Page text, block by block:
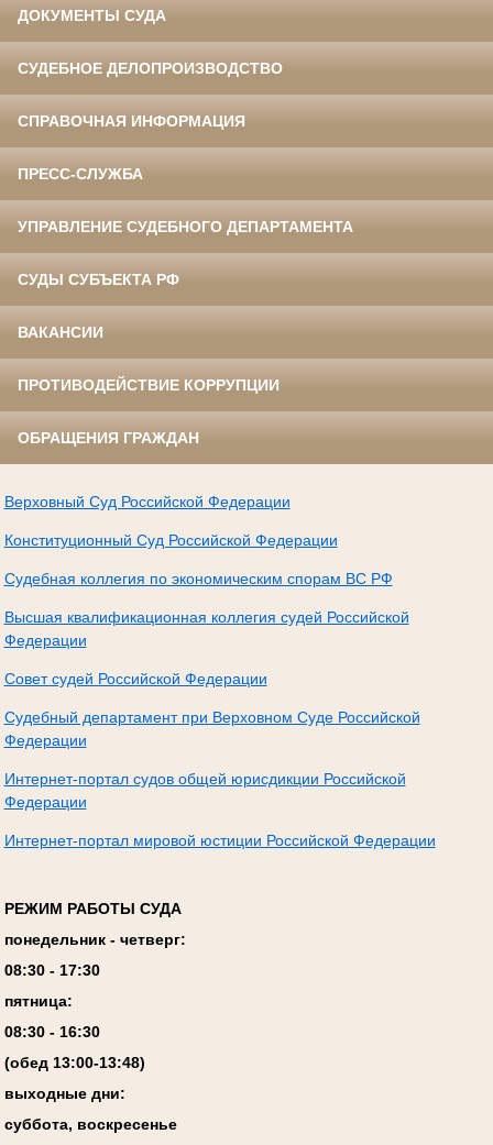
ДОКУМЕНТЫ СУДА
СУДЕБНОЕ ДЕЛОПРОИЗВОДСТВО
СПРАВОЧНАЯ ИНФОРМАЦИЯ
ПРЕСС-СЛУЖБА
УПРАВЛЕНИЕ СУДЕБНОГО ДЕПАРТАМЕНТА
СУДЫ СУБЪЕКТА РФ
ВАКАНСИИ
ПРОТИВОДЕЙСТВИЕ КОРРУПЦИИ
ОБРАЩЕНИЯ ГРАЖДАН
Верховный Суд Российской Федерации
Конституционный Суд Российской Федерации
Судебная коллегия по экономическим спорам ВС РФ
Высшая квалификационная коллегия судей Российской
Федерации
Совет судей Российской Федерации
Судебный департамент при Верховном Суде Российской
Федерации
Интернет-портал судов общей юрисдикции Российской
Федерации
Интернет-портал мировой юстиции Российской Федерации
РЕЖИМ РАБОТЫ СУДА
понедельник - четверг:
08:30 - 17:30
пятница:
08:30 - 16:30
(обед 13:00-13:48)
выходные дни:
суббота, воскресенье